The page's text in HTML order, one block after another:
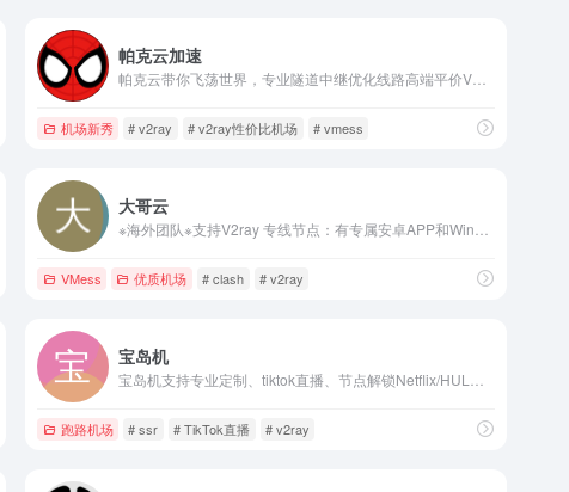
帕克云加速
机场新秀 # v2ray # v2ray性价比机场 # vmess
大哥云
VMess 优质机场 # clash # v2ray
宝岛机
跑路机场 # ssr # TikTok直播 # v2ray